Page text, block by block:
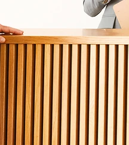
Presse
Bewertungen
Karriere
Unternehmensfakten
Suchtklinik
Klinik für Anorexie